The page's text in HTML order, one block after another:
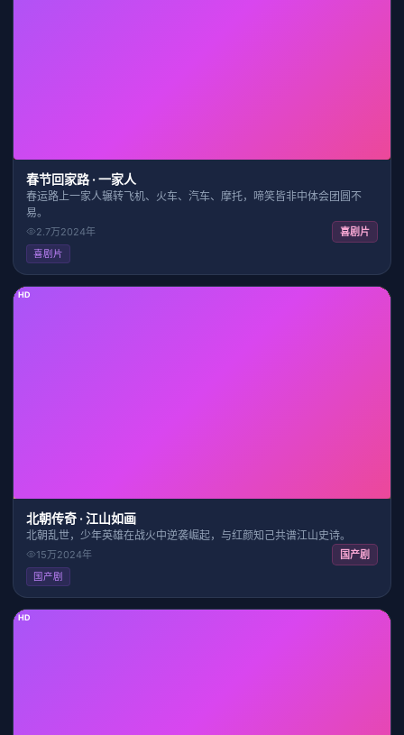
春节回家路 · 一家人
春运路上一家人辗转飞机、火车、汽车、摩托，啼笑皆非中体会团圆不
易。
2.7万2024年 喜剧片
喜剧片
HD
北朝传奇 · 江山如画
北朝乱世，少年英雄在战火中逆袭崛起，与红颜知己共谱江山史诗。
15万2024年 国产剧
国产剧
HD